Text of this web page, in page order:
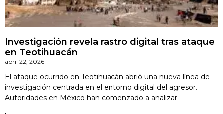
Investigación revela rastro digital tras ataque
en Teotihuacán
abril 22, 2026
El ataque ocurrido en Teotihuacán abrió una nueva línea de
investigación centrada en el entorno digital del agresor.
Autoridades en México han comenzado a analizar